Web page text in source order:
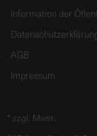
Information der
AGB
Impressum
* zzgl. Mwst.